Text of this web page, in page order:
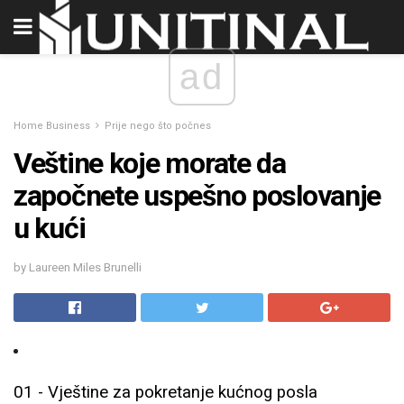
ad
Home Business Prije nego što počnes
Veštine koje morate da
započnete uspešno poslovanje
u kući
by Laureen Miles Brunelli
01 - Vještine za pokretanje kućnog posla